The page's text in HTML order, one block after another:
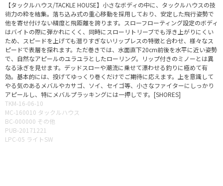
【タックルハウス/TACKLE HOUSE】小さなボディの中に、タックルハウスの技
術力の粋を結集。落ち込み式の重心移動を採用しており、安定した飛行姿勢で
他を寄せ付けない精度と飛距離を誇ります。スローフローティング設定のボディ
はバイトの際に弾かれにくく、同時にスローリトリーブでも浮き上がりにくい
ため、スピードを上げても潜りすぎないリップレスの特徴と合わせ、様々なス
ピードで表層を探れます。ただ巻きでは、水面直下20cm前後を水平に近い姿勢
で、自然なアピールのユラユラとしたローリング。リップ付きのミノーとは異
なる泳ぎを見せます。デッドスローや潮流に乗せて漂わせる釣りに極めて有
効。基本的には、投げてゆっくり巻くだけでご期待に応えます。上を意識して
やる気のあるメバルやカサゴ、ソイ、セイゴ等、小さなファイターにしっかり
アピールし、特にメバルプラッキングには一押しです。[SHORES]
TKM-16-06-10
MC-160010 タックルハウス
BC-000000 その他
PUB-20171221
LPC-05 ライトSW